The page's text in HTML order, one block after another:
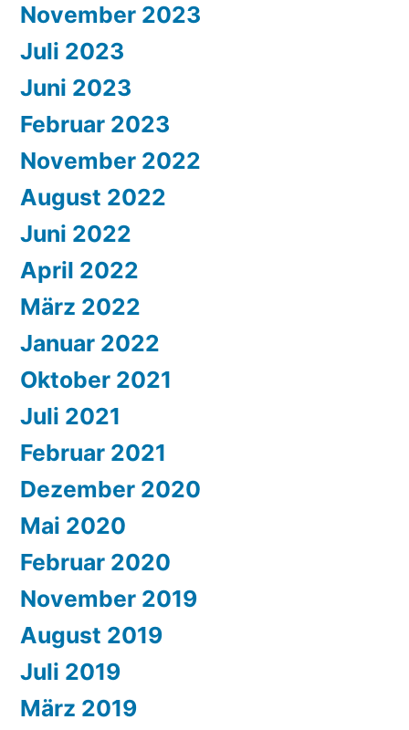
November 2023
Juli 2023
Juni 2023
Februar 2023
November 2022
August 2022
Juni 2022
April 2022
März 2022
Januar 2022
Oktober 2021
Juli 2021
Februar 2021
Dezember 2020
Mai 2020
Februar 2020
November 2019
August 2019
Juli 2019
März 2019